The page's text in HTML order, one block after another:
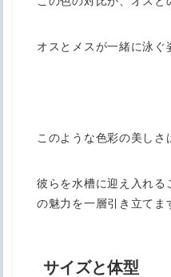
オスとメスが一緒に泳ぐ
このような色彩の美しさ
彼らを水槽に迎え入れる
の魅力を一層引き立てま
サイズと体型